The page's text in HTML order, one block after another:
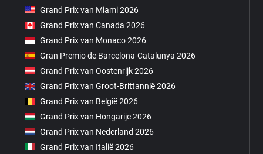
Grand Prix van Miami 2026
Grand Prix van Canada 2026
Grand Prix van Monaco 2026
Gran Premio de Barcelona-Catalunya 2026
Grand Prix van Oostenrijk 2026
Grand Prix van Groot-Brittannië 2026
Grand Prix van België 2026
Grand Prix van Hongarije 2026
Grand Prix van Nederland 2026
Grand Prix van Italië 2026